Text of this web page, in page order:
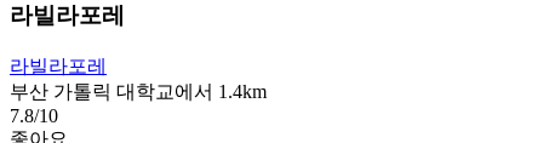
라빌라포레
라빌라포레
부산 가톨릭 대학교에서 1.4km
7.8/10
좋아요